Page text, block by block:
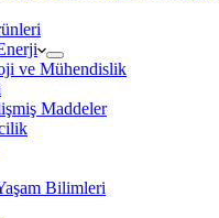
ve Mühendislik
Maddeler
Bilimleri